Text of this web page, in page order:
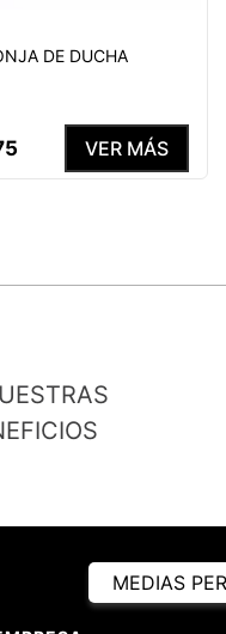
DE DUCHA
VER MÁS
MEDIAS